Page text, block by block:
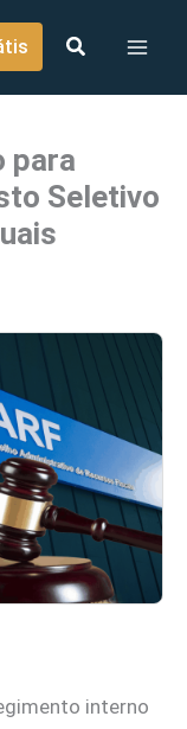
para
Seletivo
interno